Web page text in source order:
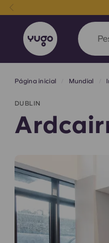
Yugo
era no
A parceria
ambição e
English (GB)
Página inicial Mundial
DUBLIN